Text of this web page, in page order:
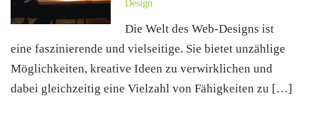
Design
Die Welt des Web-Designs ist
eine faszinierende und vielseitige. Sie bietet unzählige
Möglichkeiten, kreative Ideen zu verwirklichen und
dabei gleichzeitig eine Vielzahl von Fähigkeiten zu […]